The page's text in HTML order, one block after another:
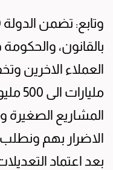
بالقانون،
المشاريع
الاضرار بهم
بعد اعتماد